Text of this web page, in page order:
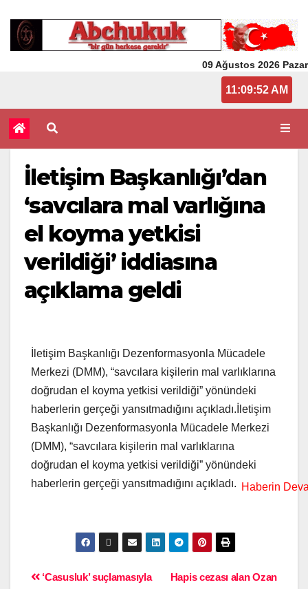
09 Ağustos 2026 Pazar
11:09:52 AM
İletişim Başkanlığı’dan
‘savcılara mal varlığına
el koyma yetkisi
verildiği’ iddiasına
açıklama geldi
İletişim Başkanlığı Dezenformasyonla Mücadele
Merkezi (DMM), “savcılara kişilerin mal varlıklarına
doğrudan el koyma yetkisi verildiği” yönündeki
haberlerin gerçeği yansıtmadığını açıkladı.İletişim
Başkanlığı Dezenformasyonla Mücadele Merkezi
(DMM), “savcılara kişilerin mal varlıklarına
doğrudan el koyma yetkisi verildiği” yönündeki
haberlerin gerçeği yansıtmadığını açıkladı.
Hapis cezası alan Ozan
‘Casusluk’ suçlamasıyla